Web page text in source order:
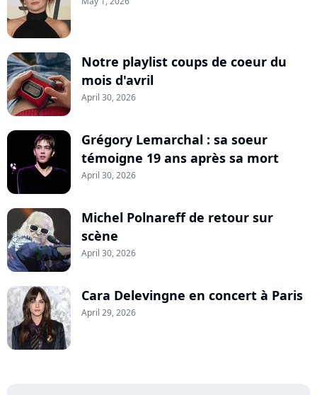
Notre playlist coups de coeur du
mois d'avril
April 30, 2026
Grégory Lemarchal : sa soeur
témoigne 19 ans après sa mort
April 30, 2026
Michel Polnareff de retour sur
scène
April 30, 2026
Cara Delevingne en concert à Paris
April 29, 2026